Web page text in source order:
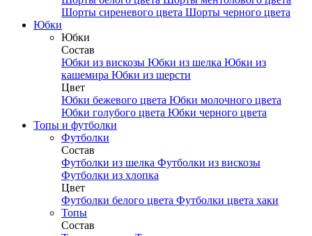
Шорты сиреневого цвета Шорты черного цвета
Юбки
Юбки
Состав
Юбки из вискозы Юбки из шелка Юбки из
кашемира Юбки из шерсти
Цвет
Юбки бежевого цвета Юбки молочного цвета
Юбки голубого цвета Юбки черного цвета
Топы и футболки
Футболки
Состав
Футболки из шелка Футболки из вискозы
Футболки из хлопка
Цвет
Футболки белого цвета Футболки цвета хаки
Топы
Состав